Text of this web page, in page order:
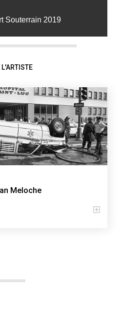
Souterrain 2019
Meloche